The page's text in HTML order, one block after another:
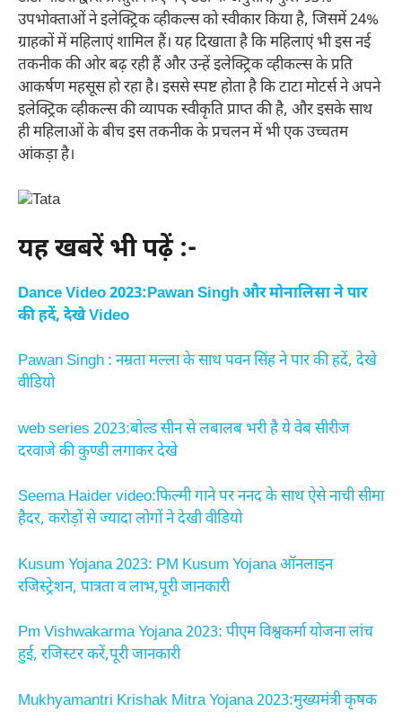
उपभोक्ताओं ने इलेक्ट्रिक व्हीकल्स को स्वीकार किया है, जिसमें 24%
ग्राहकों में महिलाएं शामिल हैं। यह दिखाता है कि महिलाएं भी इस नई
तकनीक की ओर बढ़ रही हैं और उन्हें इलेक्ट्रिक व्हीकल्स के प्रति
आकर्षण महसूस हो रहा है। इससे स्पष्ट होता है कि टाटा मोटर्स ने अपने
इलेक्ट्रिक व्हीकल्स की व्यापक स्वीकृति प्राप्त की है, और इसके साथ
ही महिलाओं के बीच इस तकनीक के प्रचलन में भी एक उच्चतम
आंकड़ा है।
यह खबरें भी पढ़ें :-
Dance Video 2023:Pawan Singh और मोनालिसा ने पार
की हदें, देखे Video
Pawan Singh : नम्रता मल्ला के साथ पवन सिंह ने पार की हदें, देखे
वीडियो
web series 2023:बोल्ड सीन से लबालब भरी है ये वेब सीरीज
दरवाजे की कुण्डी लगाकर देखे
Seema Haider video:फिल्मी गाने पर ननद के साथ ऐसे नाची सीमा
हैदर, करोड़ों से ज्यादा लोगों ने देखी वीडियो
Kusum Yojana 2023: PM Kusum Yojana ऑनलाइन
रजिस्ट्रेशन, पात्रता व लाभ,पूरी जानकारी
Pm Vishwakarma Yojana 2023: पीएम विश्वकर्मा योजना लांच
हुई, रजिस्टर करें,पूरी जानकारी
Mukhyamantri Krishak Mitra Yojana 2023:मुख्यमंत्री कृषक